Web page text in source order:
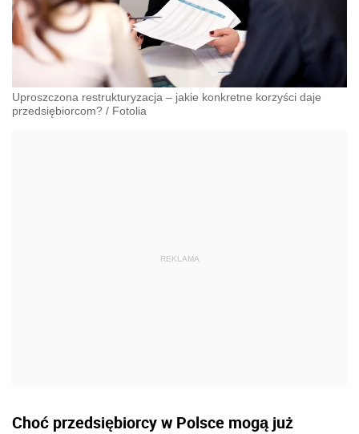
Uproszczona restrukturyzacja – jakie konkretne korzyści daje
przedsiębiorcom? / Fotolia
Choć przedsiębiorcy w Polsce mogą już